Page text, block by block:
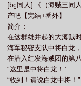
[bg同人] 《（海贼王同
产吧【完结+番外】
简介：
在这群雄并起的大海贼
海军秘密支队中将白龙
在潜入红发海贼团的第
“这里是中将白龙！”
“收到！请说白龙中将！”